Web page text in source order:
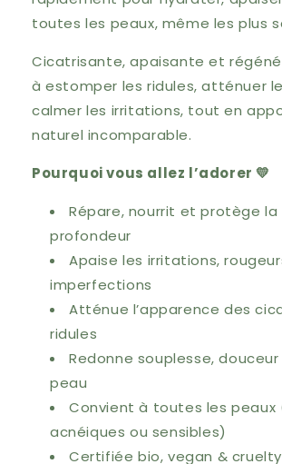
toutes les peaux, même les plus
Cicatrisante, apaisante et
à estomper les ridules, atténuer
calmer les irritations, tout en
naturel incomparable.
Pourquoi vous allez l’adorer 💛
Répare, nourrit et protège la
profondeur
Apaise les irritations,
imperfections
Atténue l’apparence des
ridules
Redonne souplesse,
peau
Convient à toutes les peaux
acnéiques ou sensibles)
Certifiée bio, vegan &